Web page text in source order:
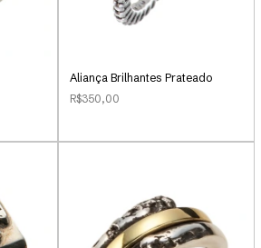
Aliança Brilhantes Prateado
R$350,00